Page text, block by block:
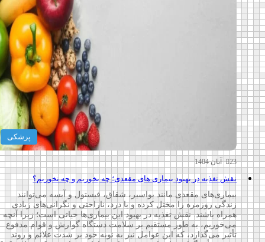
پزشکی
23 آبان 1404
نقش تغذیه در بهبود بیماری های مقعدی؛ چه بخوریم و چه نخوریم؟
بیماری‌های مقعدی مانند بواسیر، شقاق، فیستول و آبسه می‌توانند
زندگی روزمره را مختل کرده و با درد، ناراحتی و نگرانی‌های زیادی
همراه باشند. نقش تغذیه در بهبود این بیماری‌ها حیاتی است؛ زیرا آنچه
می‌خوریم، به طور مستقیم بر سلامت دستگاه گوارش و قوام مدفوع
تأثیر می‌گذارد، که این عوامل نیز به نوبه خود بر شدت علائم و روند